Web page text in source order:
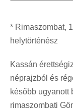
* Rimaszombat,
helytörténész
Kassán
néprajzból és
később ugyanott
rimaszombati